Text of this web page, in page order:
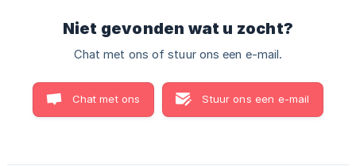
Niet gevonden wat u zocht?
Chat met ons of stuur ons een e-mail.
Chat met ons Stuur ons een e-mail